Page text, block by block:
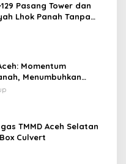
Pasang Tower dan
Lhok Panah Tanpa
Momentum
Menumbuhkan
TMMD Aceh Selatan
Culvert